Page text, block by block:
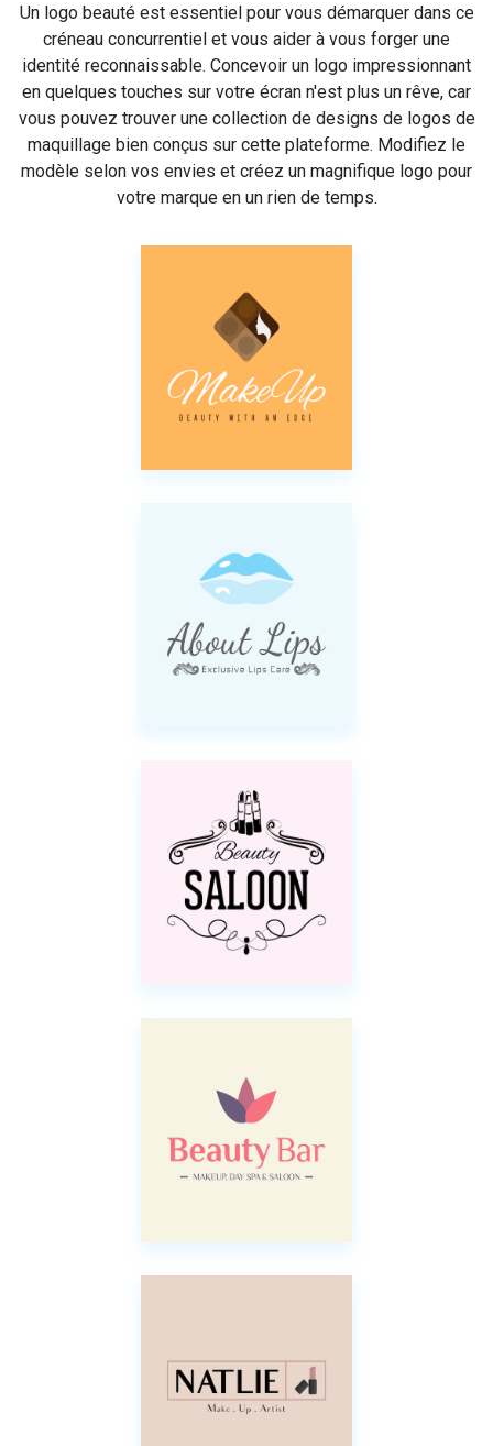
Un logo beauté est essentiel pour vous démarquer dans ce
créneau concurrentiel et vous aider à vous forger une
identité reconnaissable. Concevoir un logo impressionnant
en quelques touches sur votre écran n'est plus un rêve, car
vous pouvez trouver une collection de designs de logos de
maquillage bien conçus sur cette plateforme. Modifiez le
modèle selon vos envies et créez un magnifique logo pour
votre marque en un rien de temps.